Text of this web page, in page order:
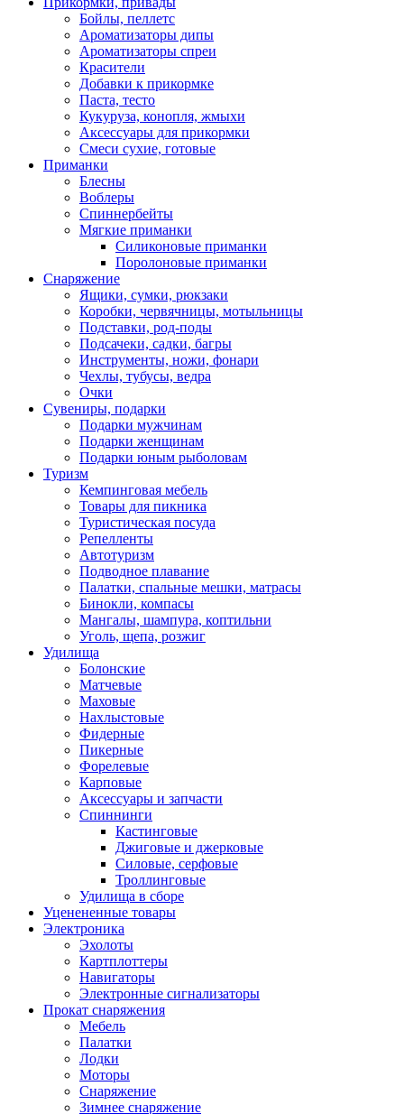
Бойлы, пеллетс
Ароматизаторы дипы
Ароматизаторы спреи
Красители
Добавки к прикормке
Паста, тесто
Кукуруза, конопля, жмыхи
Аксессуары для прикормки
Смеси сухие, готовые
Приманки
Блесны
Воблеры
Спиннербейты
Мягкие приманки
Силиконовые приманки
Поролоновые приманки
Снаряжение
Ящики, сумки, рюкзаки
Коробки, червячницы, мотыльницы
Подставки, род-поды
Подсачеки, садки, багры
Инструменты, ножи, фонари
Чехлы, тубусы, ведра
Очки
Сувениры, подарки
Подарки мужчинам
Подарки женщинам
Подарки юным рыболовам
Туризм
Кемпинговая мебель
Товары для пикника
Туристическая посуда
Репелленты
Автотуризм
Подводное плавание
Палатки, спальные мешки, матрасы
Бинокли, компасы
Мангалы, шампура, коптильни
Уголь, щепа, розжиг
Удилища
Болонские
Матчевые
Маховые
Нахлыстовые
Фидерные
Пикерные
Форелевые
Карповые
Аксессуары и запчасти
Спиннинги
Кастинговые
Джиговые и джерковые
Силовые, серфовые
Троллинговые
Удилища в сборе
Уценененные товары
Электроника
Эхолоты
Картплоттеры
Навигаторы
Электронные сигнализаторы
Прокат снаряжения
Мебель
Палатки
Лодки
Моторы
Снаряжение
Зимнее снаряжение